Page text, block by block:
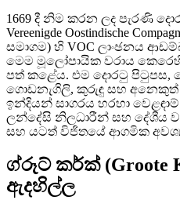
1669 දී නිම කරන ලද පැරණි
Vereenigde Oostindische
සමාගම) හි VOC ලාංඡනය
මෙම මූලෝපායික වරාය
පත් කළේය. එම දොරටු පිටුපස,
ගොඩනැගිලි, කුරුඳු සහ
ඉන්දියන් සාගරය හරහා
ලන්දේසි නිලධාරීන් සහ දේශීය
සහ යටත් විජිතයේ ආගමික
ග්රූට් කර්ක් (Groote
ඇදහිල්ල